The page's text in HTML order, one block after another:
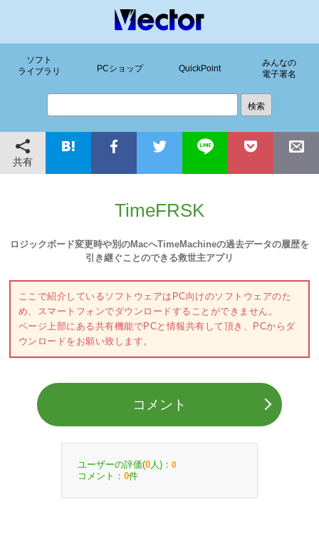
ソフト
ライブラリ
PCショップ QuickPoint
みんなの
電子署名
共有
TimeFRSK
ロジックボード変更時や別のMacへTimeMachineの過去データの履歴を
引き継ぐことのできる救世主アプリ
ここで紹介しているソフトウェアはPC向けのソフトウェアのた
め、スマートフォンでダウンロードすることができません。
ページ上部にある共有機能でPCと情報共有して頂き、PCからダ
ウンロードをお願い致します。
コメント
ユーザーの評価(0 人)： 0
コメント： 0件